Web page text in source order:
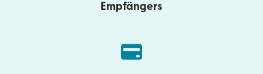
Empfängers